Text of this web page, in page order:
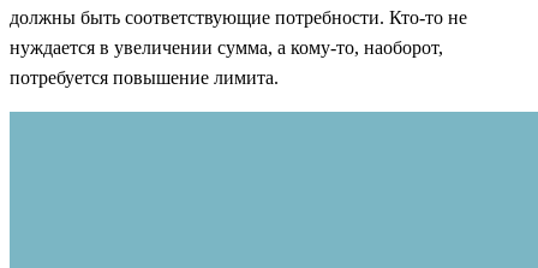
должны быть соответствующие потребности. Кто-то не
нуждается в увеличении сумма, а кому-то, наоборот,
потребуется повышение лимита.